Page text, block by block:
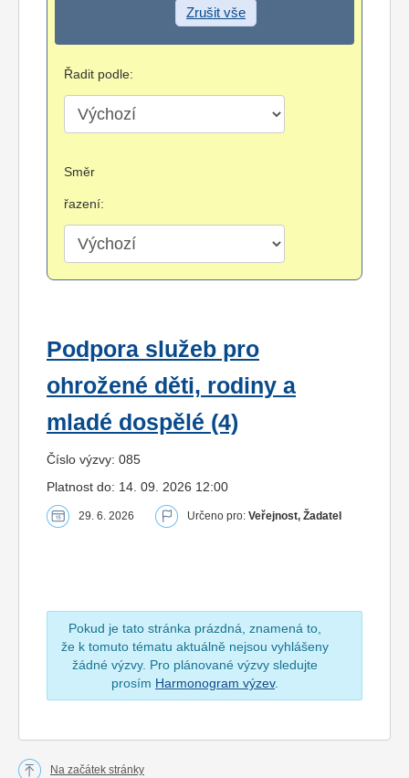
Zrušit vše
Řadit podle:
Směr
řazení:
Podpora služeb pro
ohrožené děti, rodiny a
mladé dospělé (4)
Číslo výzvy: 085
Platnost do: 14. 09. 2026 12:00
29. 6. 2026 Určeno pro: Veřejnost, Žadatel
Pokud je tato stránka prázdná, znamená to,
že k tomuto tématu aktuálně nejsou vyhlášeny
žádné výzvy. Pro plánované výzvy sledujte
prosím Harmonogram výzev.
Na začátek stránky